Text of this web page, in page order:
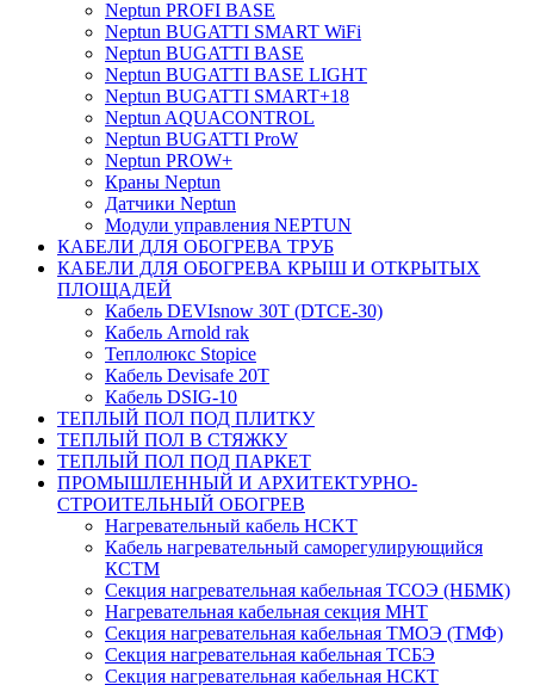
Neptun PROFI BASE
Neptun BUGATTI SMART WiFi
Neptun BUGATTI BASE
Neptun BUGATTI BASE LIGHT
Neptun BUGATTI SMART+18
Neptun AQUACONTROL
Neptun BUGATTI ProW
Neptun PROW+
Краны Neptun
Датчики Neptun
Модули управления NEPTUN
КАБЕЛИ ДЛЯ ОБОГРЕВА ТРУБ
КАБЕЛИ ДЛЯ ОБОГРЕВА КРЫШ И ОТКРЫТЫХ
ПЛОЩАДЕЙ
Кабель DEVIsnow 30Т (DTCE-30)
Кабель Arnold rak
Теплолюкс Stopice
Кабель Devisafe 20T
Кабель DSIG-10
ТЕПЛЫЙ ПОЛ ПОД ПЛИТКУ
ТЕПЛЫЙ ПОЛ В СТЯЖКУ
ТЕПЛЫЙ ПОЛ ПОД ПАРКЕТ
ПРОМЫШЛЕННЫЙ И АРХИТЕКТУРНО-
СТРОИТЕЛЬНЫЙ ОБОГРЕВ
Нагревательный кабель НCKТ
Кабель нагревательный саморегулирующийся
КСТМ
Секция нагревательная кабельная ТСОЭ (НБМК)
Нагревательная кабельная секция МНТ
Секция нагревательная кабельная ТМОЭ (ТМФ)
Секция нагревательная кабельная ТСБЭ
Секция нагревательная кабельная НСКТ